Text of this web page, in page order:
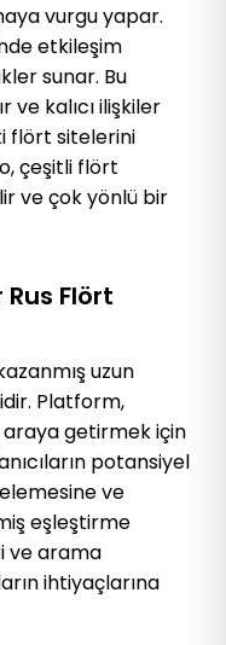
vurgu yapar.
etkileşim
sunar. Bu
ve kalıcı ilişkiler
flört sitelerini
çeşitli flört
ve çok yönlü bir
Flört
uzun
Platform,
getirmek için
potansiyel
ve
eşleştirme
ve arama
ihtiyaçlarına